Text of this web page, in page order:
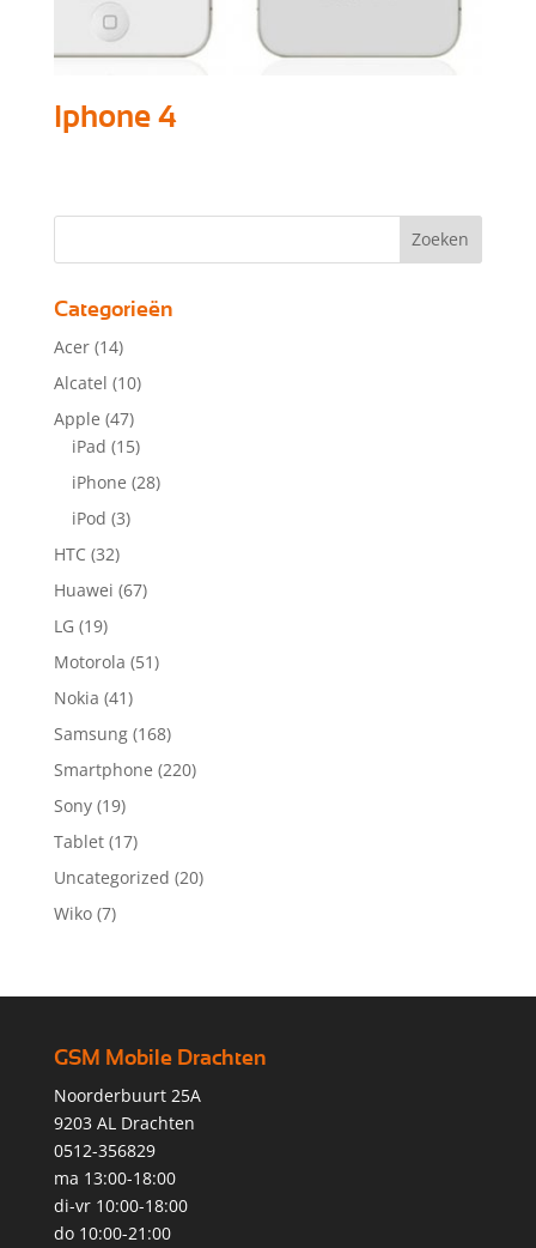
Iphone 4
Categorieën
Acer (14)
Alcatel (10)
Apple (47)
iPad (15)
iPhone (28)
iPod (3)
HTC (32)
Huawei (67)
LG (19)
Motorola (51)
Nokia (41)
Samsung (168)
Smartphone (220)
Sony (19)
Tablet (17)
Uncategorized (20)
Wiko (7)
GSM Mobile Drachten
Noorderbuurt 25A
9203 AL Drachten
0512-356829
ma 13:00-18:00
di-vr 10:00-18:00
do 10:00-21:00